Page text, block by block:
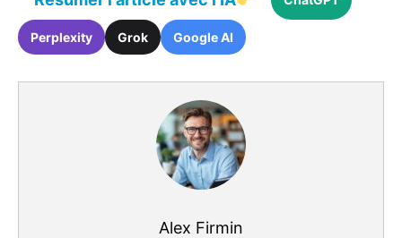
Perplexity Grok Google AI
Alex Firmin